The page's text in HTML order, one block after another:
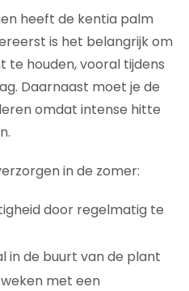
heeft de kentia palm
is het belangrijk om
houden, vooral tijdens
Daarnaast moet je de
omdat intense hitte
in de zomer:
door regelmatig te
in de buurt van de plant
met een